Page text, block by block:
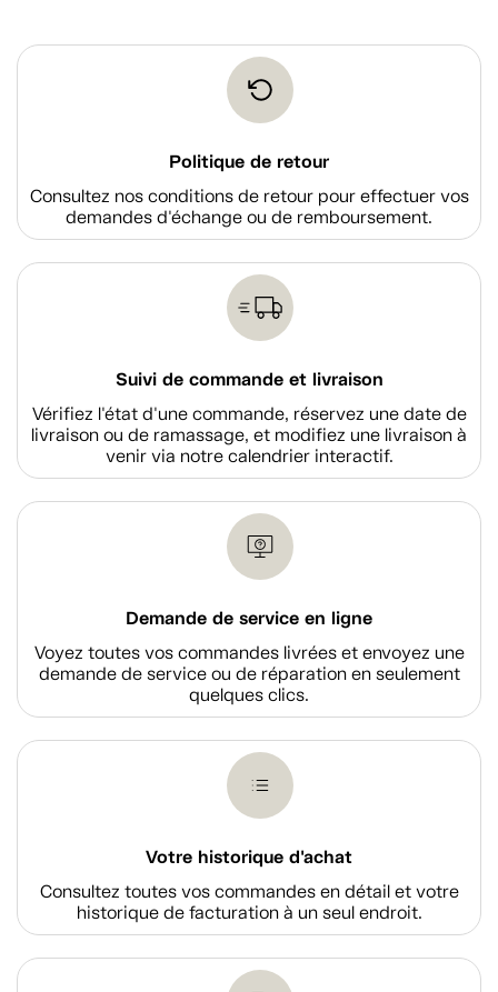
Politique de retour
Consultez nos conditions de retour pour effectuer vos
demandes d'échange ou de remboursement.
Suivi de commande et livraison
Vérifiez l'état d'une commande, réservez une date de
livraison ou de ramassage, et modifiez une livraison à
venir via notre calendrier interactif.
Demande de service en ligne
Voyez toutes vos commandes livrées et envoyez une
demande de service ou de réparation en seulement
quelques clics.
Votre historique d'achat
Consultez toutes vos commandes en détail et votre
historique de facturation à un seul endroit.